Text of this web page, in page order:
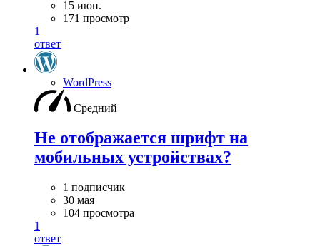
15 июн.
171 просмотр
1
ответ
WordPress
Средний
Не отображается шрифт на
мобильных устройствах?
1 подписчик
30 мая
104 просмотра
1
ответ